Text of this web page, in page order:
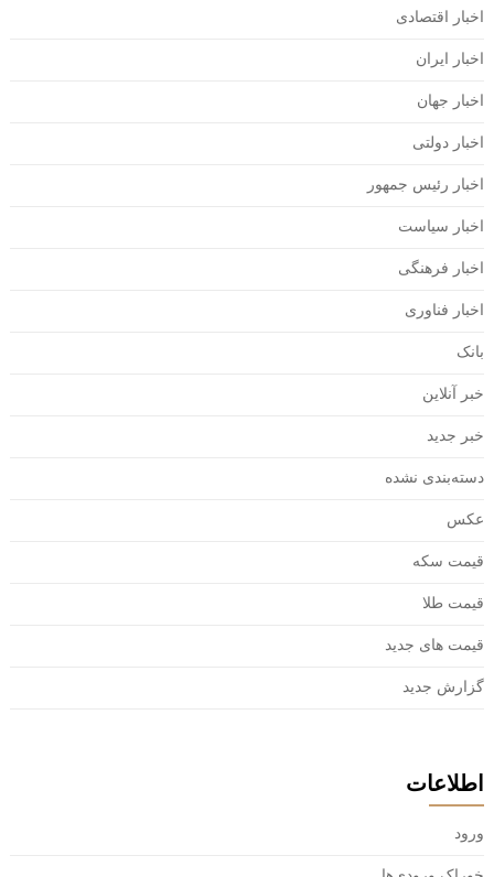
اخبار اقتصادی
اخبار ایران
اخبار جهان
اخبار دولتی
اخبار رئیس جمهور
اخبار سیاست
اخبار فرهنگی
اخبار فناوری
بانک
خبر آنلاین
خبر جدید
دسته‌بندی نشده
عکس
قیمت سکه
قیمت طلا
قیمت های جدید
گزارش جدید
اطلاعات
ورود